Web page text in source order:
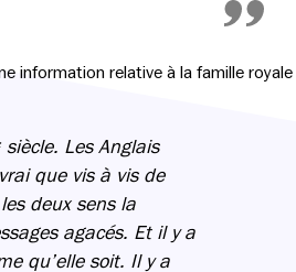
information relative à la famille royale
Les Anglais
que vis à vis de
deux sens la
agacés. Et il y a
qu’elle soit. Il y a